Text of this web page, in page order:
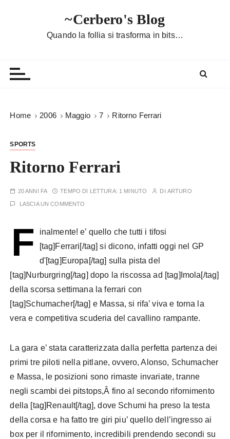
~Cerbero's Blog
Quando la follia si trasforma in bits…
Home 2006 Maggio 7 Ritorno Ferrari
SPORTS
Ritorno Ferrari
20 ANNI FA TEMPO DI LETTURA: 1 MINUTO DI ARTURO
LASCIA UN COMMENTO
F
inalmente! e’ quello che tutti i tifosi
[tag]Ferrari[/tag] si dicono, infatti oggi nel GP
d'[tag]Europa[/tag] sulla pista del
[tag]Nurburgring[/tag] dopo la riscossa ad [tag]Imola[/tag]
della scorsa settimana la ferrari con
[tag]Schumacher[/tag] e Massa, si rifa’ viva e torna la
vera e competitiva scuderia del cavallino rampante.
La gara e’ stata caratterizzata dalla perfetta partenza dei
primi tre piloti nella pitlane, ovvero, Alonso, Schumacher
e Massa, le posizioni sono rimaste invariate, tranne
negli scambi dei pitstops,Â fino al secondo rifornimento
della [tag]Renault[/tag], dove Schumi ha preso la testa
della corsa e ha fatto tre giri piu’ quello dell’ingresso ai
box per il rifornimento, incredibili prendendo secondi su